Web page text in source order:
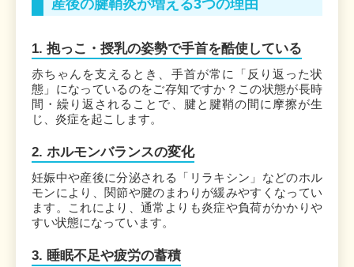
産後の腱鞘炎が増える3つの理由
1. 抱っこ・授乳の姿勢で手首を酷使している
赤ちゃんを支えるとき、手首が常に「反り返った状
態」になっているのをご存知ですか？この状態が長時
間・繰り返されることで、腱と腱鞘の間に摩擦が生
じ、炎症を起こします。
2. ホルモンバランスの変化
妊娠中や産後に分泌される「リラキシン」などのホル
モンにより、関節や腱のまわりが緩みやすくなってい
ます。これにより、通常よりも炎症や負荷がかかりや
すい状態になっています。
3. 睡眠不足や疲労の蓄積